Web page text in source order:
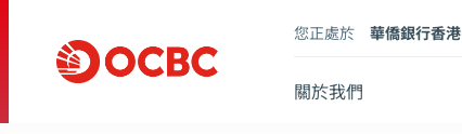
關於我們
您正處於 華僑銀行香港